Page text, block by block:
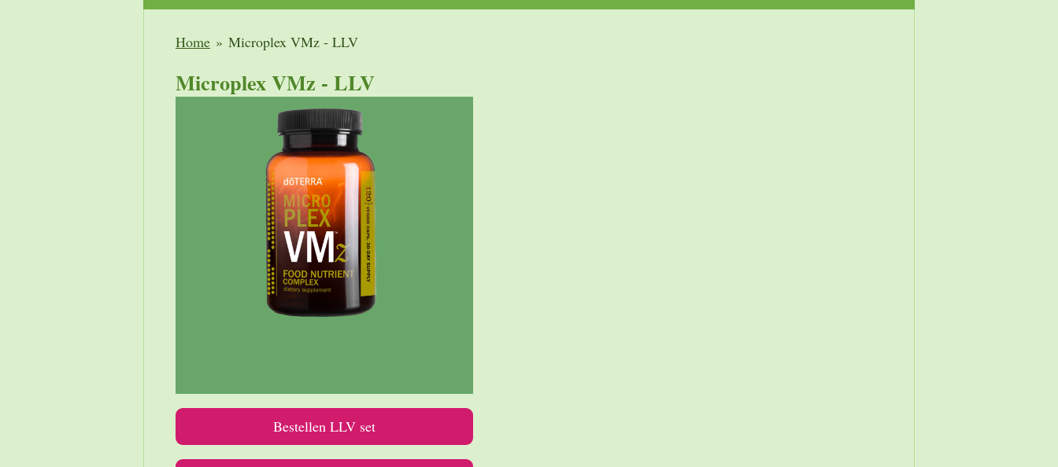
Home » Microplex VMz - LLV
Microplex VMz - LLV
Bestellen LLV set